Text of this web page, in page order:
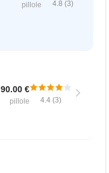
pillole 4.8 (3)
90.00 €
pillole 4.4 (3)